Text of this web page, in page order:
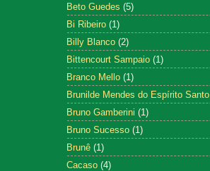
Beto Guedes (5)
Bi Ribeiro (1)
Billy Blanco (2)
Bittencourt Sampaio (1)
Branco Mello (1)
Brunilde Mendes do Espírito Santo
Bruno Gamberini (1)
Bruno Sucesso (1)
Brunê (1)
Cacaso (4)